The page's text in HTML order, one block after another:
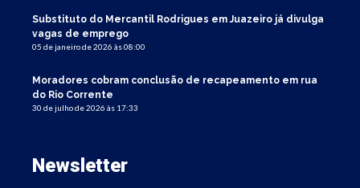
Substituto do Mercantil Rodrigues em Juazeiro já divulga
vagas de emprego
05 de janeiro de 2026 às 08:00
Moradores cobram conclusão de recapeamento em rua
do Rio Corrente
30 de julho de 2026 às 17:33
Newsletter